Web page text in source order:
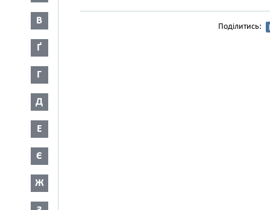
В
Ґ
Г
Д
Е
Є
Ж
Поділитись: